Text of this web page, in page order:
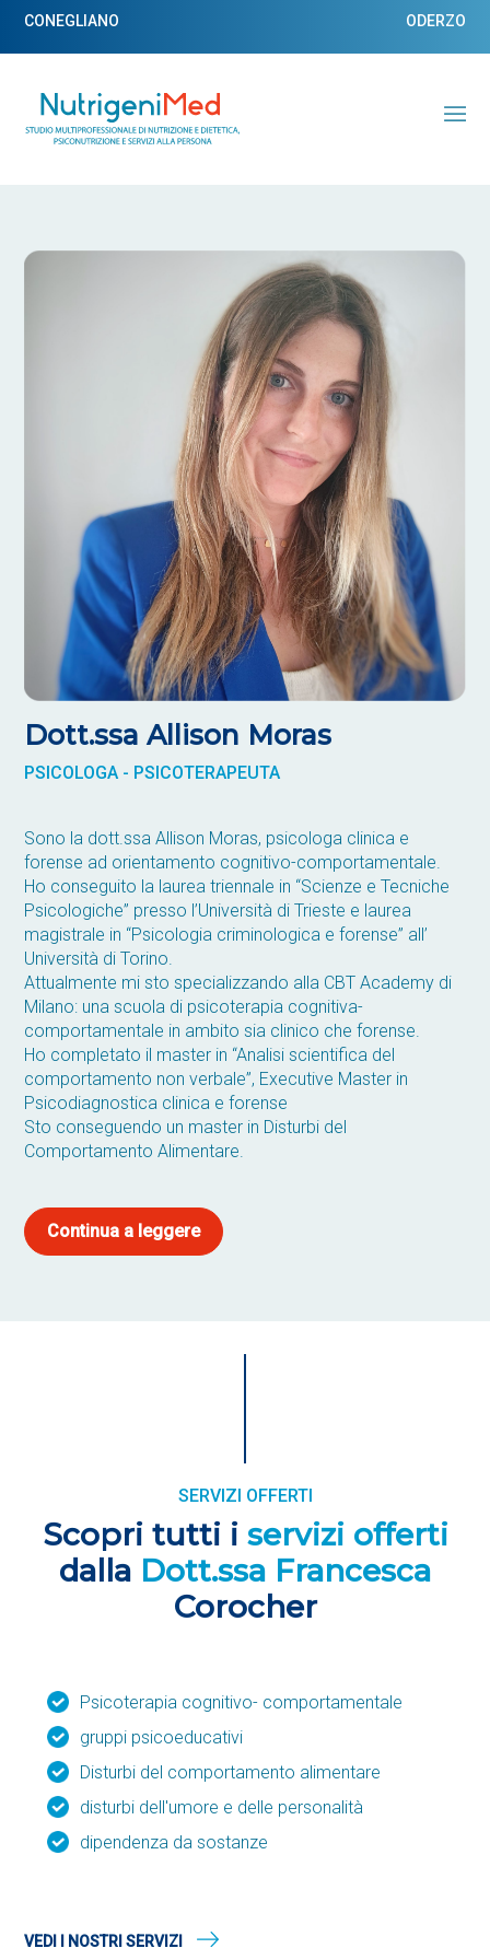
CONEGLIANO ODERZO
Dott.ssa Allison Moras
PSICOLOGA - PSICOTERAPEUTA
Sono la dott.ssa Allison Moras, psicologa clinica e
forense ad orientamento cognitivo-comportamentale.
Ho conseguito la laurea triennale in “Scienze e Tecniche
Psicologiche” presso l’Università di Trieste e laurea
magistrale in “Psicologia criminologica e forense” all’
Università di Torino.
Attualmente mi sto specializzando alla CBT Academy di
Milano: una scuola di psicoterapia cognitiva-
comportamentale in ambito sia clinico che forense.
Ho completato il master in “Analisi scientifica del
comportamento non verbale”, Executive Master in
Psicodiagnostica clinica e forense
Sto conseguendo un master in Disturbi del
Comportamento Alimentare.
Continua a leggere
SERVIZI OFFERTI
Scopri tutti i servizi offerti
dalla Dott.ssa Francesca
Corocher
Psicoterapia cognitivo- comportamentale
gruppi psicoeducativi
Disturbi del comportamento alimentare
disturbi dell'umore e delle personalità
dipendenza da sostanze
VEDI I NOSTRI SERVIZI